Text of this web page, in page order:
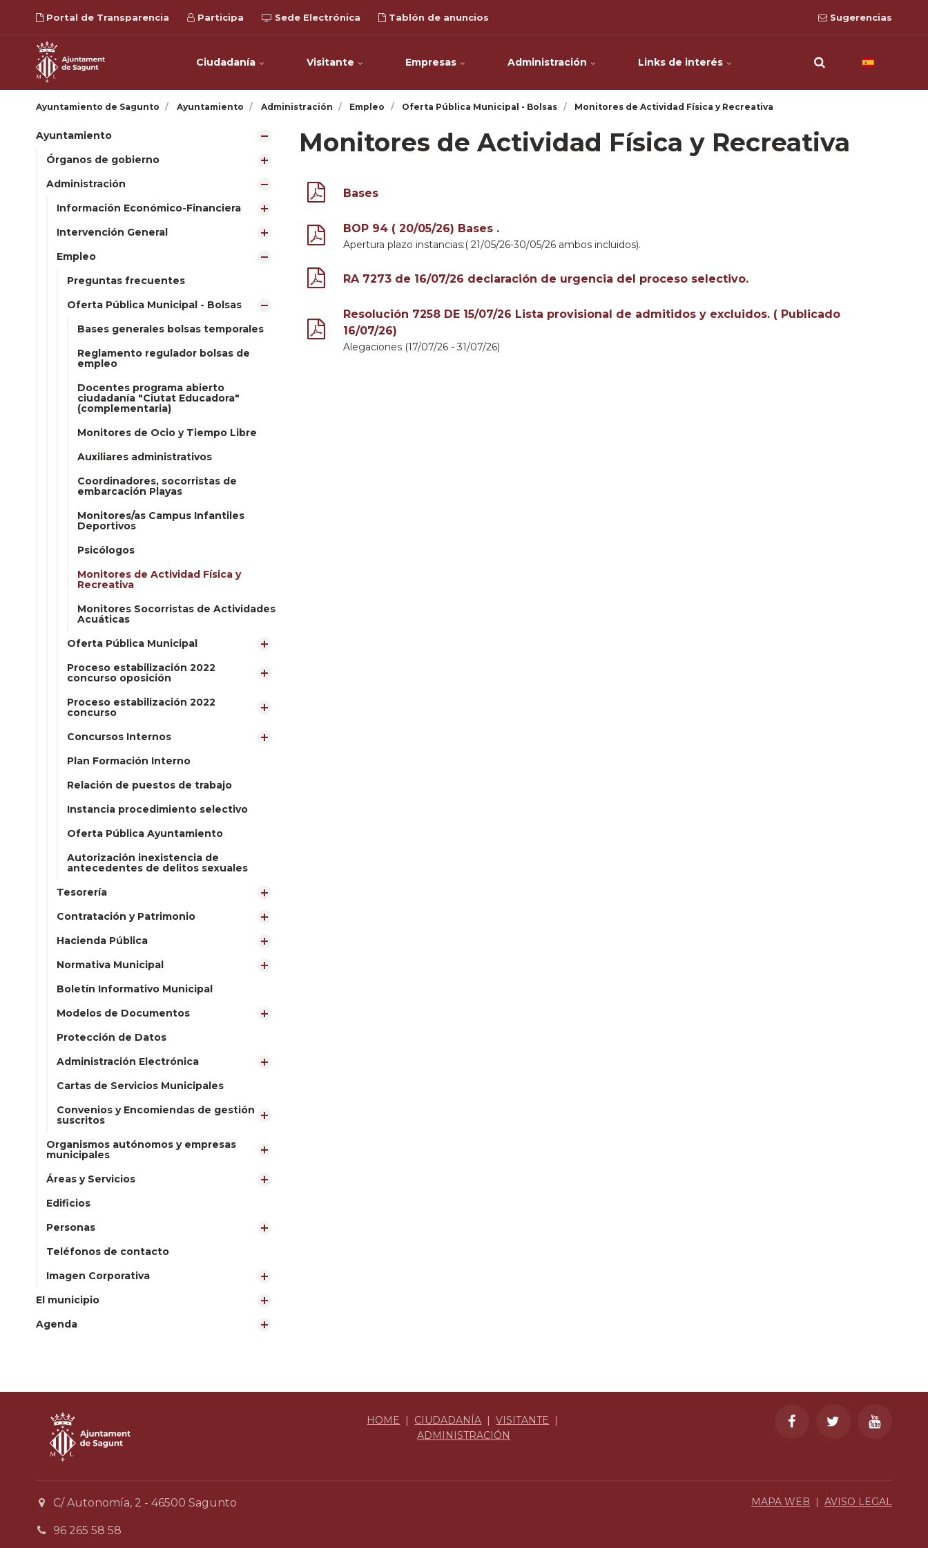
Portal de Transparencia Participa Sede Electrónica Tablón de anuncios Sugerencias
Ciudadanía Visitante Empresas Administración Links de interés
Ayuntamiento de Sagunto Ayuntamiento Administración Empleo Oferta Pública Municipal - Bolsas Monitores de Actividad Física y Recreativa
Ayuntamiento
Órganos de gobierno
Administración
Información Económico-Financiera
Intervención General
Empleo
Preguntas frecuentes
Oferta Pública Municipal - Bolsas
Bases generales bolsas temporales
Reglamento regulador bolsas de
empleo
Docentes programa abierto
ciudadanía "Ciutat Educadora"
(complementaria)
Monitores de Ocio y Tiempo Libre
Auxiliares administrativos
Coordinadores, socorristas de
embarcación Playas
Monitores/as Campus Infantiles
Deportivos
Psicólogos
Monitores de Actividad Física y
Recreativa
Monitores Socorristas de Actividades
Acuáticas
Oferta Pública Municipal
Proceso estabilización 2022
concurso oposición
Proceso estabilización 2022
concurso
Concursos Internos
Plan Formación Interno
Relación de puestos de trabajo
Instancia procedimiento selectivo
Oferta Pública Ayuntamiento
Autorización inexistencia de
antecedentes de delitos sexuales
Tesorería
Contratación y Patrimonio
Hacienda Pública
Normativa Municipal
Boletín Informativo Municipal
Modelos de Documentos
Protección de Datos
Administración Electrónica
Cartas de Servicios Municipales
Convenios y Encomiendas de gestión
suscritos
Organismos autónomos y empresas
municipales
Áreas y Servicios
Edificios
Personas
Teléfonos de contacto
Imagen Corporativa
El municipio
Agenda
Monitores de Actividad Física y Recreativa
Bases
BOP 94 ( 20/05/26) Bases .
Apertura plazo instancias:( 21/05/26-30/05/26 ambos incluidos).
RA 7273 de 16/07/26 declaración de urgencia del proceso selectivo.
Resolución 7258 DE 15/07/26 Lista provisional de admitidos y excluidos. ( Publicado
16/07/26)
Alegaciones (17/07/26 - 31/07/26)
HOME | CIUDADANÍA |VISITANTE |
ADMINISTRACIÓN
C/ Autonomía, 2 - 46500 Sagunto
96 265 58 58
MAPA WEB | AVISO LEGAL